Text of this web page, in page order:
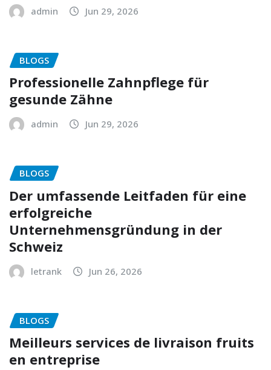
admin Jun 29, 2026
BLOGS
Professionelle Zahnpflege für
gesunde Zähne
admin Jun 29, 2026
BLOGS
Der umfassende Leitfaden für eine
erfolgreiche
Unternehmensgründung in der
Schweiz
letrank Jun 26, 2026
BLOGS
Meilleurs services de livraison fruits
en entreprise